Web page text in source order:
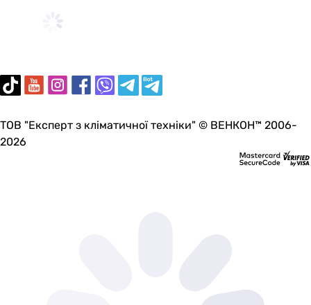
ТОВ "Експерт з кліматичної техніки" © ВЕНКОН™ 2006-
2026